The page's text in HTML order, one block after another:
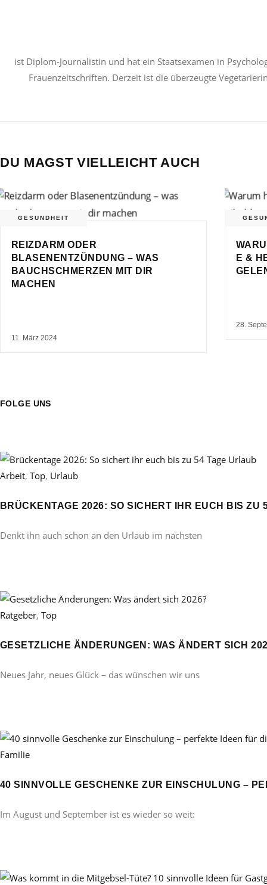
ist Diplom-Journalistin und hat ein Staatsexamen in
Frauenzeitschriften. Derzeit ist die überzeugte
DU MAGST VIELLEICHT AUCH
GESUNDHEIT
REIZDARM ODER
BLASENENTZÜNDUNG – WAS
BAUCHSCHMERZEN MIT DIR
MACHEN
11. März 2024
E &
28.
FOLGE UNS
Arbeit, Top, Urlaub
BRÜCKENTAGE 2026: SO SICHERT IHR EUCH BIS ZU
Denkt ihn auch schon an den Urlaub im nächsten
Ratgeber, Top
GESETZLICHE ÄNDERUNGEN: WAS ÄNDERT SICH
Neues Jahr, neues Glück – das wünschen wir uns
Familie
40 SINNVOLLE GESCHENKE ZUR EINSCHULUNG –
Im August und September ist es wieder so weit: